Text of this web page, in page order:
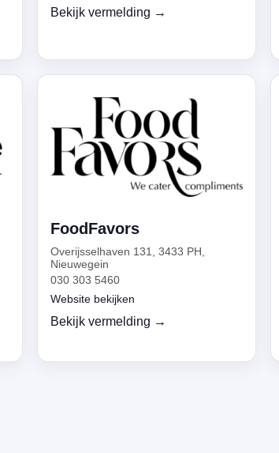
Bekijk vermelding →
FoodFavors
Overijsselhaven 131, 3433 PH,
Nieuwegein
030 303 5460
Website bekijken
Bekijk vermelding →